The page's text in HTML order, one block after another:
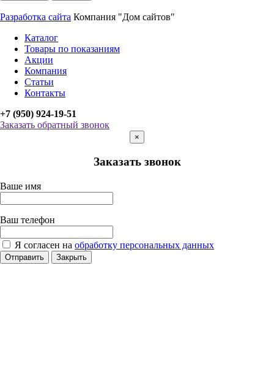
Разработка сайта Компания "Дом сайтов"
Каталог
Товары по показаниям
Акции
Компания
Статьи
Контакты
+7 (950) 924-19-51
Заказать обратный звонок
×
Заказать звонок
Ваше имя
Ваш телефон
Я согласен на обработку персональных данных
Отправить Закрыть